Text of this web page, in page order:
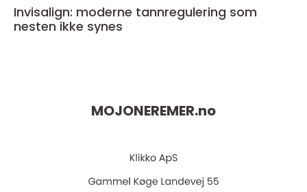
Invisalign: moderne tannregulering som
nesten ikke synes
MOJONEREMER.no